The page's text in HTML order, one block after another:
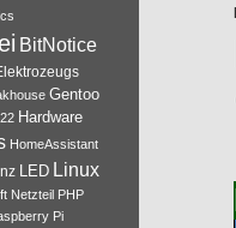
BitNotice
Gentoo
Hardware
HomeAssistant
LED Linux
Netzteil PHP
Pi